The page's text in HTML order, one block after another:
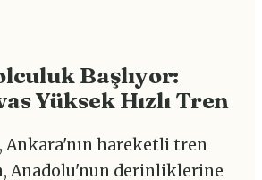
Başlıyor:
Yüksek Hızlı Tren
Ankara'nın hareketli tren
Anadolu'nun derinliklerine